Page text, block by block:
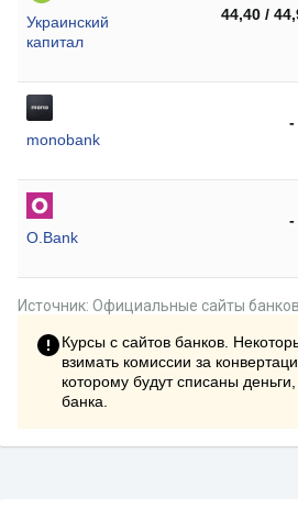
Украинский
капитал
44,40 /
monobank
-
O.Bank
-
Источник: Официальные сайты банков
Курсы с сайтов банков.
взимать комиссии за
которому будут списаны
банка.